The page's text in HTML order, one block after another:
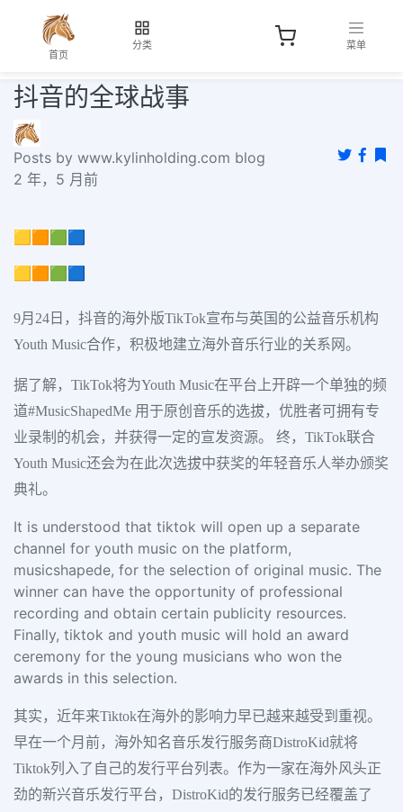
首页
分类 菜单
抖音的全球战事
Posts by www.kylinholding.com blog
2 年，5 月前
🟨🟧🟩🟦
🟨🟧🟩🟦
9月24日，抖音的海外版TikTok宣布与英国的公益音乐机构
Youth Music合作，积极地建立海外音乐行业的关系网。
据了解，TikTok将为Youth Music在平台上开辟一个单独的频
道#MusicShapedMe 用于原创音乐的选拔，优胜者可拥有专
业录制的机会，并获得一定的宣发资源。 终，TikTok联合
Youth Music还会为在此次选拔中获奖的年轻音乐人举办颁奖
典礼。
It is understood that tiktok will open up a separate
channel for youth music on the platform,
musicshapede, for the selection of original music. The
winner can have the opportunity of professional
recording and obtain certain publicity resources.
Finally, tiktok and youth music will hold an award
ceremony for the young musicians who won the
awards in this selection.
其实，近年来Tiktok在海外的影响力早已越来越受到重视。
早在一个月前，海外知名音乐发行服务商DistroKid就将
Tiktok列入了自己的发行平台列表。作为一家在海外风头正
劲的新兴音乐发行平台，DistroKid的发行服务已经覆盖了